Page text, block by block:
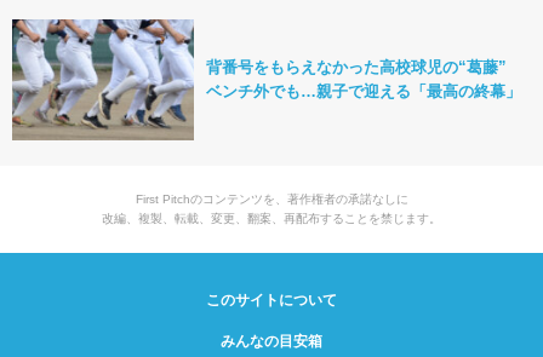
背番号をもらえなかった高校球児の“葛藤”
ベンチ外でも…親子で迎える「最高の終幕」
First Pitchのコンテンツを、著作権者の承諾なしに
改編、複製、転載、変更、翻案、再配布することを禁じます。
このサイトについて
みんなの目安箱